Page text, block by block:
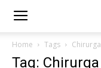
Home Tags Chirurga
Tag: Chirurga